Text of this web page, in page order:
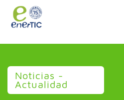
Noticias -
Actualidad